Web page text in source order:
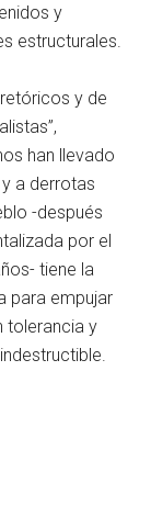
y
estructurales.
y de
han llevado
a derrotas
-después
por el
tiene la
para empujar
tolerancia y